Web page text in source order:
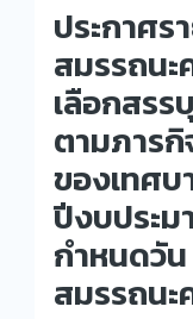
ประกาศร
สมรรถนะ
เลือกสร
ตามภาร
ของเทศบ
ปีงบประ
กำหนดวัน
สมรรถน